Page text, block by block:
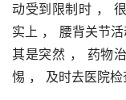
动受到限制时 ，
实上 ， 腰背关节
其是突然 ， 药物
惕 ， 及时去医院检